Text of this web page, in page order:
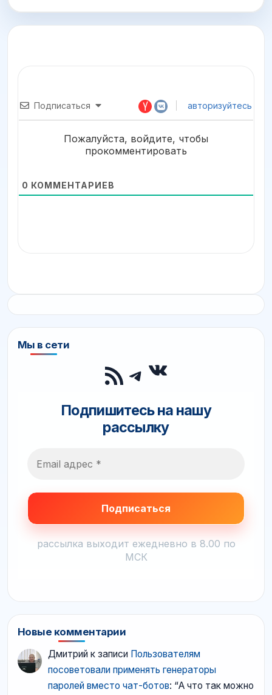
Подписаться авторизуйтесь
Пожалуйста, войдите, чтобы
прокомментировать
0 КОММЕНТАРИЕВ
Мы в сети
RSS-лента
Telegram
ВКонтакте
Подпишитесь на нашу
рассылку
рассылка выходит ежедневно в 8.00 по
МСК
Новые комментарии
Дмитрий к записи Пользователям
посоветовали применять генераторы
паролей вместо чат-ботов: “А что так можно